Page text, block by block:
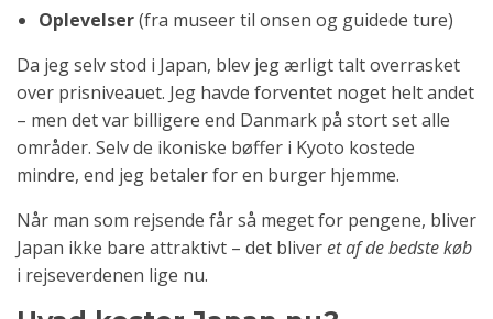
Oplevelser(fra museer til onsen og guidede ture)
Da jeg selv stod i Japan, blev jeg ærligt talt overrasket
over prisniveauet. Jeg havde forventet noget helt andet
– men det var billigere end Danmark på stort set alle
områder. Selv de ikoniske bøffer i Kyoto kostede
mindre, end jeg betaler for en burger hjemme.
Når man som rejsende får så meget for pengene, bliver
Japan ikke bare attraktivt – det bliveret af de bedste køb
i rejseverdenen lige nu.